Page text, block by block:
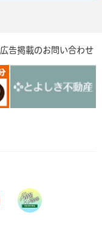
広告掲載のお問い合わせ